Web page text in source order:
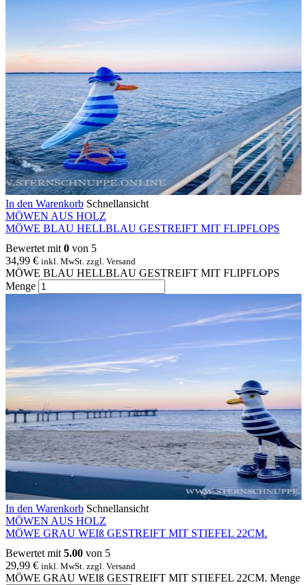
In den Warenkorb Schnellansicht
MÖWEN AUS HOLZ
MÖWE BLAU HELLBLAU GESTREIFT MIT FLIPFLOPS
Bewertet mit 0 von 5
34,99 € inkl. MwSt. zzgl. Versand
MÖWE BLAU HELLBLAU GESTREIFT MIT FLIPFLOPS
Menge
In den Warenkorb Schnellansicht
MÖWEN AUS HOLZ
MÖWE GRAU WEIß GESTREIFT MIT STIEFEL 22CM.
Bewertet mit 5.00 von 5
29,99 € inkl. MwSt. zzgl. Versand
MÖWE GRAU WEIß GESTREIFT MIT STIEFEL 22CM. Menge